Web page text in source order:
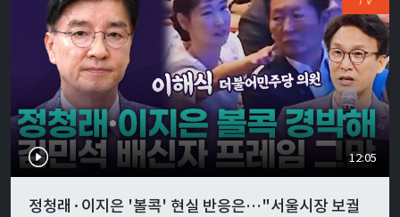
12:05
정청래·이지은 '볼콕' 현실 반응은…"서울시장 보궐